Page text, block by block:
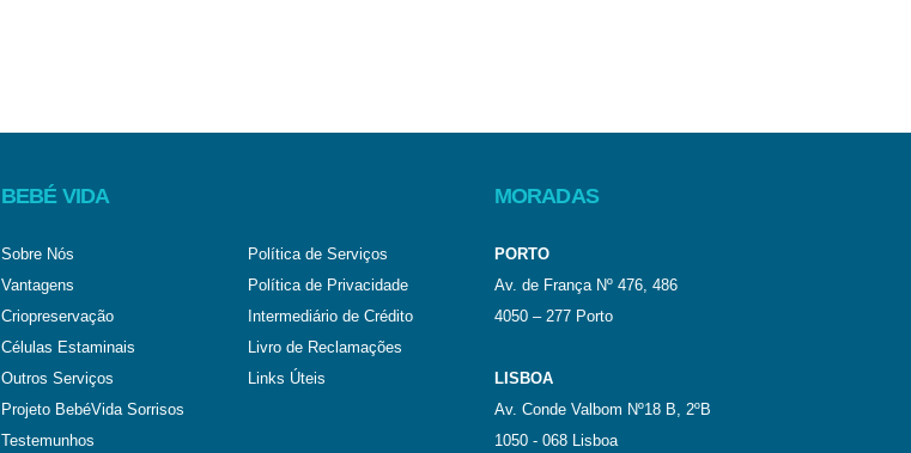
BEBÉ VIDA
Sobre Nós
Vantagens
Criopreservação
Células Estaminais
Outros Serviços
Projeto BebéVida Sorrisos
Testemunhos
Política de Serviços
Política de Privacidade
Intermediário de Crédito
Livro de Reclamações
Links Úteis
MORADAS
PORTO
Av. de França Nº 476, 486
4050 – 277 Porto
LISBOA
Av. Conde Valbom Nº18 B, 2ºB
1050 - 068 Lisboa